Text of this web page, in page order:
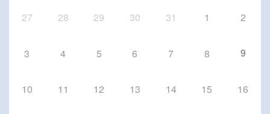
27
28 29 30 31 1 2
3 4 5 6 7 8 9
10 11 12 13 14 15 16